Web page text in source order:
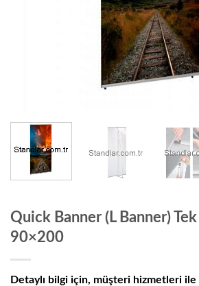
Quick Banner (L Banner) Tek
90×200
Detaylı bilgi için, müşteri hizmetleri